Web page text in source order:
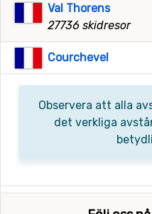
Val Thorens
27736 skidresor
Courchevel
Observera att alla
det verkliga